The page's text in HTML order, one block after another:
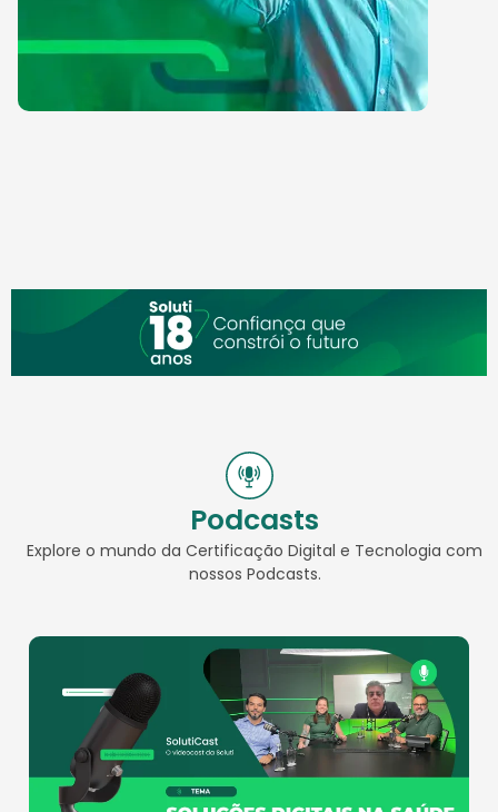
Podcasts
Explore o mundo da Certificação Digital e Tecnologia com
nossos Podcasts.